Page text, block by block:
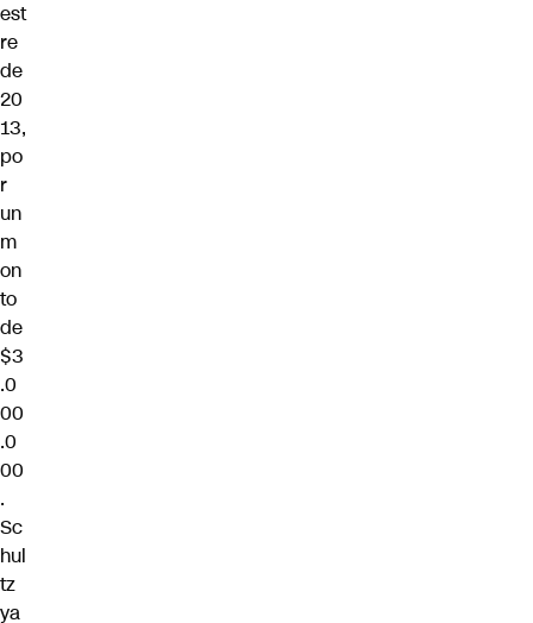
est
re
de
20
13,
po
r
un
m
on
to
de
$3
.0
00
.0
00
.
Sc
hul
tz
ya